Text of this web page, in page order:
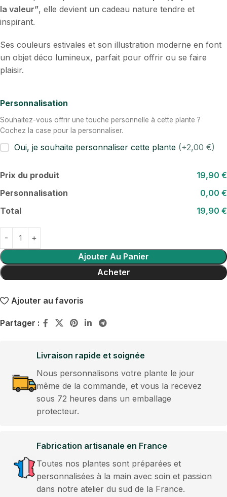
la valeur”, elle devient un cadeau nature tendre et
inspirant.
Ses couleurs estivales et son illustration moderne en font
un objet déco lumineux, parfait pour offrir ou se faire
plaisir.
Personnalisation
Souhaitez-vous offrir une touche personnelle à cette plante ?
Cochez la case pour la personnaliser.
Oui, je souhaite personnaliser cette plante (+2,00 €)
Prix du produit
19,90 €
Personnalisation
0,00 €
Total
19,90 €
Ajouter Au Panier
Acheter
Ajouter au favoris
Partager :
Livraison rapide et soignée
Nous personnalisons votre plante le jour
même de la commande, et vous la recevez
sous 72 heures dans un emballage
protecteur.
Fabrication artisanale en France
Toutes nos plantes sont préparées et
personnalisées à la main avec soin et passion
dans notre atelier du sud de la France.